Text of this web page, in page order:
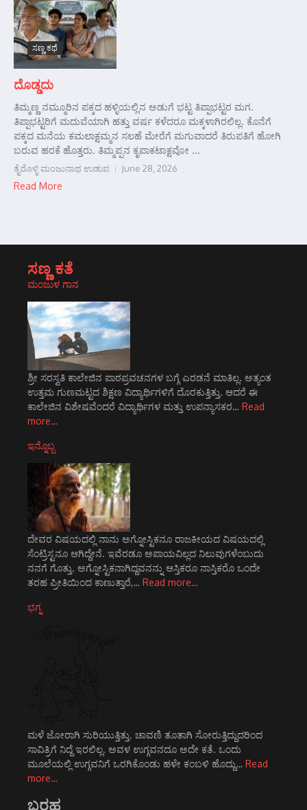
ಸಣ್ಣ ಕಥೆ
ದೊಡ್ಡದು
ತಿಮ್ಮಣ್ಣ ನಮ್ಮೂರಿನ ಪಕ್ಕದ ಹಳ್ಳಿಯಲ್ಲಿನ ಅಡುಗೆ ಭಟ್ಟ ತಿಪ್ಪಾಭಟ್ಟರ ಮಗ.
ತಿಪ್ಪಾಭಟ್ಟರಿಗೆ ಮದುವೆಯಾಗಿ ಹತ್ತು ವರ್ಷ ಕಳೆದರೂ ಮಕ್ಕಳಾಗಿರಲಿಲ್ಲ. ಕೊನೆಗೆ
ಪಕ್ಕದ ಮನೆಯ ಕಮಲಾಕ್ಷಮ್ಮನ ಸಲಹೆ ಮೇರೆಗೆ ಮಗುವಾದರೆ ತಿರುಪತಿಗೆ ಹೋಗಿ
ಬರುವ ಹರಕೆ ಹೊತ್ತರು. ತಿಮ್ಮಪ್ಪನ ಕೃಪಾಕಟಾಕ್ಷವೋ ...
ತೈರೊಳ್ಳಿ ಮಂಜುನಾಥ ಉಡುಪ June 28, 2026
Read More
ಸಣ್ಣ ಕತೆ
ಮಂಜುಳ ಗಾನ
ಶ್ರೀ ಸರಸ್ವತಿ ಕಾಲೇಜಿನ ಪಾಠಪ್ರವಚನಗಳ ಬಗ್ಗೆ ಎರಡನೆ ಮಾತಿಲ್ಲ. ಅತ್ಯಂತ
ಉತ್ತಮ ಗುಣಮಟ್ಟದ ಶಿಕ್ಷಣ ವಿದ್ಯಾರ್ಥಿಗಳಿಗೆ ದೊರಕುತ್ತಿತ್ತು. ಆದರೆ ಈ
ಕಾಲೇಜಿನ ವಿಶೇಷವೆಂದರೆ ವಿದ್ಯಾರ್ಥಿಗಳ ಮತ್ತು ಉಪನ್ಯಾಸಕರ… Read
more…
ಇನ್ನೊಬ್ಬ
ದೇವರ ವಿಷಯದಲ್ಲಿ ನಾನು ಅಗ್ನೋಸ್ಟಿಕನೂ ರಾಜಕೀಯದ ವಿಷಯದಲ್ಲಿ
ಸೆಂಟ್ರಿಸ್ಟನೂ ಆಗಿದ್ದೇನೆ. ಇವೆರಡೂ ಅಪಾಯವಿಲ್ಲದ ನಿಲುವುಗಳೆಂಬುದು
ನನಗೆ ಗೊತ್ತು. ಅಗ್ನೋಸ್ಟಿಕನಾಗಿದ್ದವನನ್ನು ಆಸ್ತಿಕರೂ ನಾಸ್ತಿಕರೊ ಒಂದೇ
ತರಹ ಪ್ರೀತಿಯಿಂದ ಕಾಣುತ್ತಾರೆ,… Read more…
ಭಗ್ನ
ಮಳೆ ಜೋರಾಗಿ ಸುರಿಯುತ್ತಿತ್ತು. ಚಾವಣಿ ತೂತಾಗಿ ಸೋರುತ್ತಿದ್ದುದರಿಂದ
ಸಾವಿತ್ರಿಗೆ ನಿದ್ದೆ ಇರಲಿಲ್ಲ. ಅವಳ ಉಗ್ಗವನದೂ ಅದೇ ಕತೆ. ಒಂದು
ಮೂಲೆಯಲ್ಲಿ ಉಗ್ಗವನಿಗೆ ಒರಗಿಕೊಂಡು ಹಳೇ ಕಂಬಳಿ ಹೊದ್ದು… Read
more…
ಬರಹ